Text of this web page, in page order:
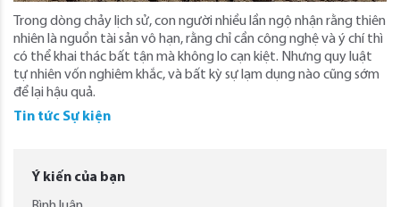
Trong dòng chảy lịch sử, con người nhiều lần ngộ nhận rằng thiên
nhiên là nguồn tài sản vô hạn, rằng chỉ cần công nghệ và ý chí thì
có thể khai thác bất tận mà không lo cạn kiệt. Nhưng quy luật
tự nhiên vốn nghiêm khắc, và bất kỳ sự lạm dụng nào cũng sớm
để lại hậu quả.
Tin tức Sự kiện
Ý kiến của bạn